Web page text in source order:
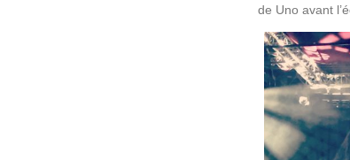
de Uno avant